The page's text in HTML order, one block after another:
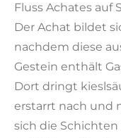
Fluss Achates auf
Der Achat bildet
nachdem diese
Gestein enthält
Dort dringt
erstarrt nach und
sich die Schichten